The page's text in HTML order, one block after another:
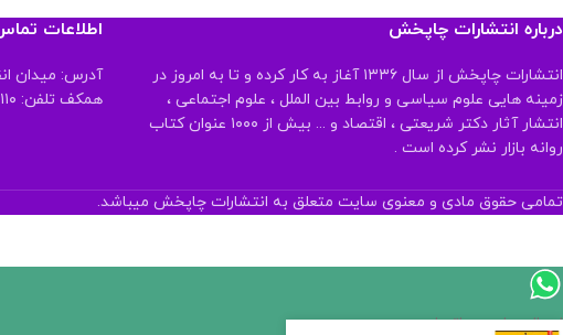
درباره انتشارات چاپخش
انتشارات چاپخش از سال ۱۳۳۶ آغاز به کار کرده و تا به امروز در
زمینه هایی علوم سیاسی و روابط بین الملل ، علوم اجتماعی ،
انتشار آثار دکتر شریعتی ، اقتصاد و ... بیش از ۱۰۰۰ عنوان کتاب
روانه بازار نشر کرده است .
اطلاعات
آدرس: میدان
همکف تلفن: ۶۶۴۰۴۱۱۰ 021
تمامی حقوق مادی و معنوی سایت متعلق به انتشارات چاپخش میباشد.
ارسال پیام در واتساپ